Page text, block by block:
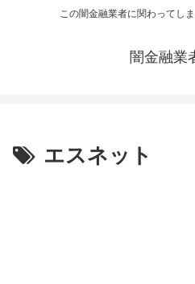
この闇金融業者に関わってし
闇金融業
エスネット